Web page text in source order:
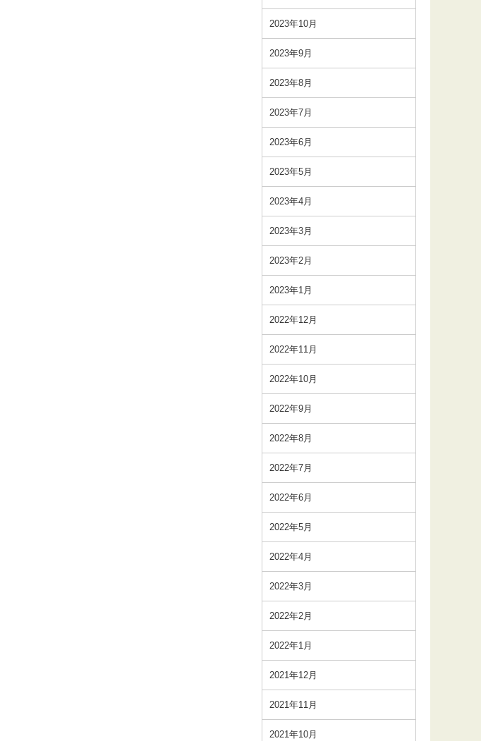
2023年10月
2023年9月
2023年8月
2023年7月
2023年6月
2023年5月
2023年4月
2023年3月
2023年2月
2023年1月
2022年12月
2022年11月
2022年10月
2022年9月
2022年8月
2022年7月
2022年6月
2022年5月
2022年4月
2022年3月
2022年2月
2022年1月
2021年12月
2021年11月
2021年10月